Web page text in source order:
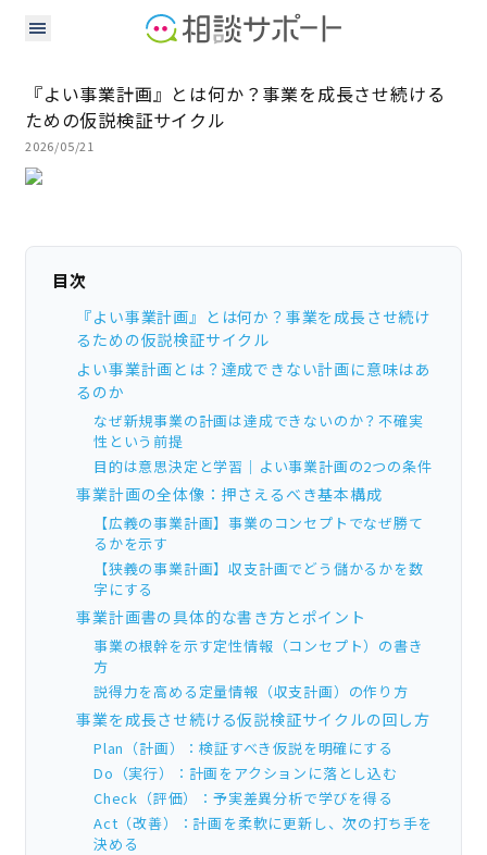
『よい事業計画』とは何か？事業を成長させ続ける
ための仮説検証サイクル
2026/05/21
目次
『よい事業計画』とは何か？事業を成長させ続け
るための仮説検証サイクル
よい事業計画とは？達成できない計画に意味はあ
るのか
なぜ新規事業の計画は達成できないのか？不確実
性という前提
目的は意思決定と学習｜よい事業計画の2つの条件
事業計画の全体像：押さえるべき基本構成
【広義の事業計画】事業のコンセプトでなぜ勝て
るかを示す
【狭義の事業計画】収支計画でどう儲かるかを数
字にする
事業計画書の具体的な書き方とポイント
事業の根幹を示す定性情報（コンセプト）の書き
方
説得力を高める定量情報（収支計画）の作り方
事業を成長させ続ける仮説検証サイクルの回し方
Plan（計画）：検証すべき仮説を明確にする
Do（実行）：計画をアクションに落とし込む
Check（評価）：予実差異分析で学びを得る
Act（改善）：計画を柔軟に更新し、次の打ち手を
決める